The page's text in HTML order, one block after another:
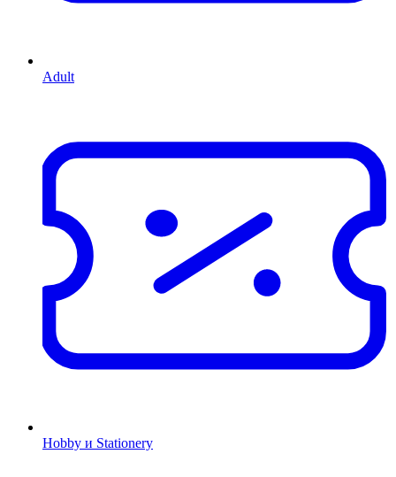
Adult
Hobby и Stationery